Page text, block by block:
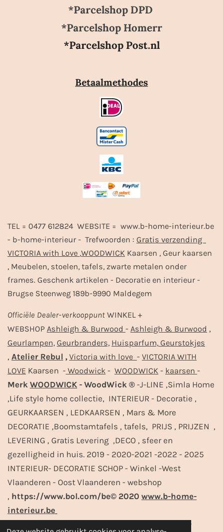
*Parcelshop DPD
*Parcelshop Homerr
*Parcelshop Post.nl
Betaalmethodes
TEL = 0477 612824 WEBSITE = www.b-home-interieur.be
- b-home-interieur - Trefwoorden : Gratis verzending
VICTORIA with Love ,WOODWICK Kaarsen , Geur kaarsen
, Meubelen, stoelen, tafels, zwarte metalen onder
frames. Geschenk artikelen - Decoratie en interieur -
Brugse Steenweg 189b-9990 Maldegem
Officiële Dealer-verkooppunt WINKEL +
WEBSHOP Ashleigh & Burwood - Ashleigh & Burwood ,
Geurlampen, Geurbranders, Huisparfum, Geurstokjes
, Atelier Rebul , Victoria with love - VICTORIA WITH
LOVE Kaarsen - Woodwick - WOODWICK - kaarsen -
Merk WOODWICK - WoodWick ® -J-LINE ,Simla Home
,Life style home collectie, INTERIEUR - Decoratie ,
GEURKAARSEN , LEDKAARSEN , Mars & More
DECORATIE ,Boomstamtafels , tafels, PRIJS , PRIJZEN ,
LEVERING , Gratis Levering ,DECO , sfeer en
gezelligheid in huis. 2019 - 2020-2021 -2022 - 2025
INTERIEUR- DECORATIE SCHOP - Winkel -West
Vlaanderen - Oost Vlaanderen - webshop
, https://www.bol.com/be© 2020 www.b-home-
interieur.be
https://www.bol.com/be© 2020-2023 - www.b-